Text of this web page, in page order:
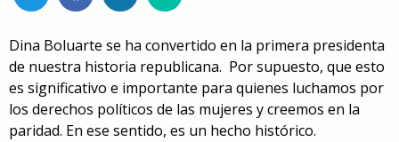
Dina Boluarte se ha convertido en la primera presidenta
de nuestra historia republicana. Por supuesto, que esto
es significativo e importante para quienes luchamos por
los derechos políticos de las mujeres y creemos en la
paridad. En ese sentido, es un hecho histórico.